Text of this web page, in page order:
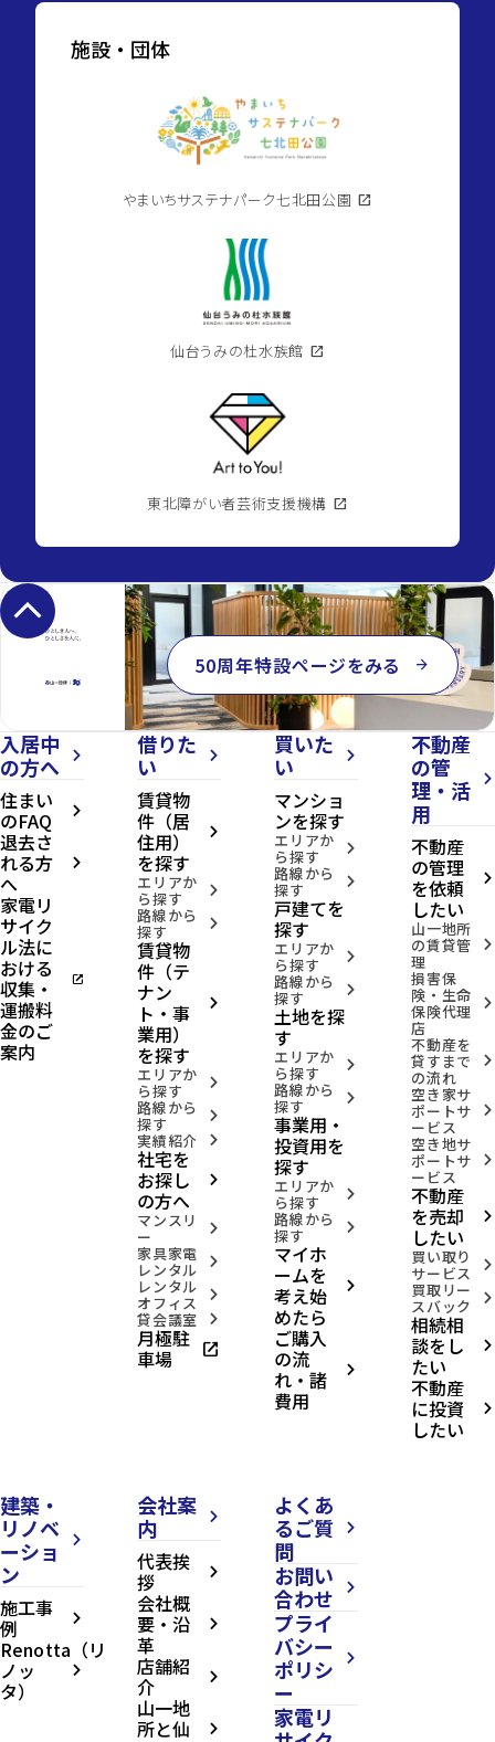
施設・団体
やまいちサステナパーク七北田公園 open_in_new
仙台うみの杜水族館 open_in_new
東北障がい者芸術支援機構 open_in_new
keyboard_arrow_up
50周年特設ページをみる arrow_forward
入居中
の方へ
arrow_forward_ios
住まい
のFAQ arrow_forward_ios
退去さ
れる方
へ
arrow_forward_ios
家電リ
サイク
ル法に
おける
収集・
運搬料
金のご
案内
open_in_new
借りた
い
arrow_forward_ios
賃貸物
件（居
住用）
を探す
arrow_forward_ios
エリアか
ら探す arrow_forward_ios
路線から
探す arrow_forward_ios
賃貸物
件（テ
ナン
ト・事
業用）
を探す
arrow_forward_ios
エリアか
ら探す arrow_forward_ios
路線から
探す arrow_forward_ios
実績紹介 arrow_forward_ios
社宅を
お探し
の方へ
arrow_forward_ios
マンスリ
ー arrow_forward_ios
家具家電
レンタル arrow_forward_ios
レンタル
オフィス arrow_forward_ios
貸会議室 arrow_forward_ios
月極駐
車場 open_in_new
買いた
い
arrow_forward_ios
マンショ
ンを探す
エリアか
ら探す arrow_forward_ios
路線から
探す arrow_forward_ios
戸建てを
探す
エリアか
ら探す arrow_forward_ios
路線から
探す arrow_forward_ios
土地を探
す
エリアか
ら探す arrow_forward_ios
路線から
探す arrow_forward_ios
事業用・
投資用を
探す
エリアか
ら探す arrow_forward_ios
路線から
探す arrow_forward_ios
マイホ
ームを
考え始
めたら
arrow_forward_ios
ご購入
の流
れ・諸
費用
arrow_forward_ios
不動産
の管
理・活
用
arrow_forward_ios
不動産
の管理
を依頼
したい
arrow_forward_ios
山一地所
の賃貸管
理
arrow_forward_ios
損害保
険・生命
保険代理
店
arrow_forward_ios
不動産を
貸すまで
の流れ
arrow_forward_ios
空き家サ
ポートサ
ービス
arrow_forward_ios
空き地サ
ポートサ
ービス
arrow_forward_ios
不動産
を売却
したい
arrow_forward_ios
買い取り
サービス arrow_forward_ios
買取リー
スバック arrow_forward_ios
相続相
談をし
たい
arrow_forward_ios
不動産
に投資
したい
arrow_forward_ios
建築・
リノベ
ーショ
ン
arrow_forward_ios
施工事
例 arrow_forward_ios
Renotta（リ
ノッ
タ）
arrow_forward_ios
会社案
内
arrow_forward_ios
代表挨
拶 arrow_forward_ios
会社概
要・沿
革
arrow_forward_ios
店舗紹
介 arrow_forward_ios
山一地
所と仙 arrow_forward_ios
よくあ
るご質
問
arrow_forward_ios
お問い
合わせ
arrow_forward_ios
プライ
バシー
ポリシ
ー
arrow_forward_ios
家電リ